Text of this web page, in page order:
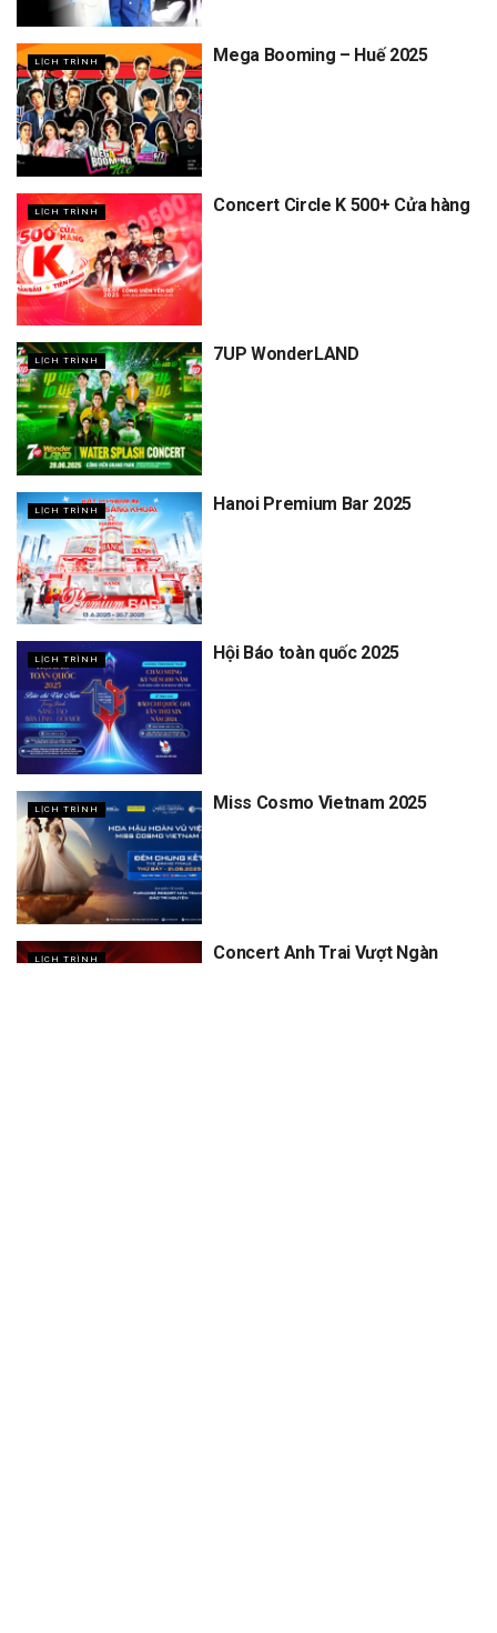
LỊCH TRÌNH Mega Booming – Huế 2025
LỊCH TRÌNH Concert Circle K 500+ Cửa hàng
LỊCH TRÌNH 7UP WonderLAND
LỊCH TRÌNH Hanoi Premium Bar 2025
LỊCH TRÌNH Hội Báo toàn quốc 2025
LỊCH TRÌNH Miss Cosmo Vietnam 2025
LỊCH TRÌNH
Concert Anh Trai Vượt Ngàn